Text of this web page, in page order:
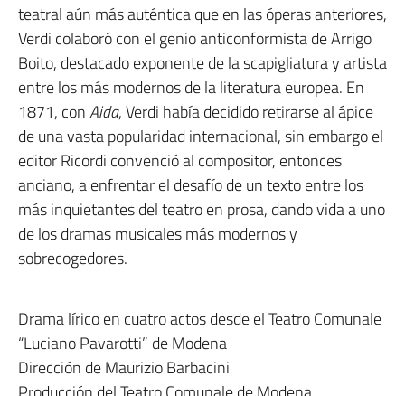
teatral aún más auténtica que en las óperas anteriores,
Verdi colaboró con el genio anticonformista de Arrigo
Boito, destacado exponente de la scapigliatura y artista
entre los más modernos de la literatura europea. En
1871, conAida, Verdi había decidido retirarse al ápice
de una vasta popularidad internacional, sin embargo el
editor Ricordi convenció al compositor, entonces
anciano, a enfrentar el desafío de un texto entre los
más inquietantes del teatro en prosa, dando vida a uno
de los dramas musicales más modernos y
sobrecogedores.
Drama lírico en cuatro actos desde el Teatro Comunale
“Luciano Pavarotti” de Modena
Dirección de Maurizio Barbacini